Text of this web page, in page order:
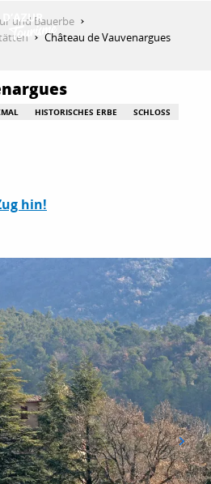
und Bauerbe
Château de Vauvenargues
HISTORISCHES ERBE
SCHLOSS
hin!